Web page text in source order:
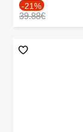
-21%
39.88€